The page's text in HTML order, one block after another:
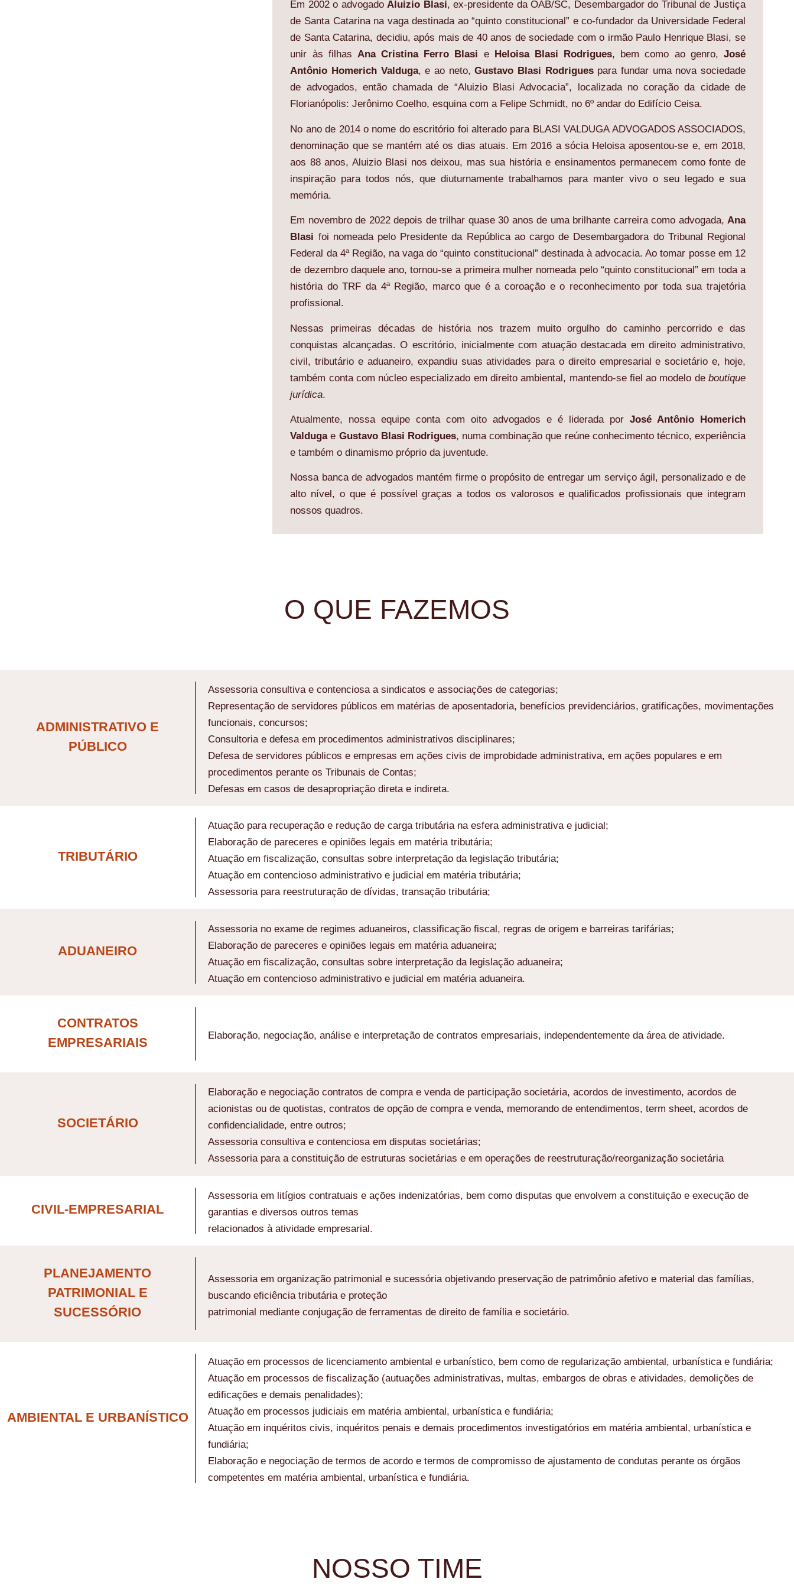
Em 2002 o advogadoAluizio Blasi, ex-presidente da OAB/SC, Desembargador do Tribunal de Justiça
de Santa Catarina na vaga destinada ao “quinto constitucional” e co-fundador da Universidade Federal
de Santa Catarina, decidiu, após mais de 40 anos de sociedade com o irmão Paulo Henrique Blasi, se
unir às filhas Ana Cristina Ferro Blasi e Heloisa Blasi Rodrigues, bem como ao genro,José
Antônio Homerich Valduga, e ao neto,Gustavo Blasi Rodriguespara fundar uma nova sociedade
de advogados, então chamada de “Aluizio Blasi Advocacia”, localizada no coração da cidade de
Florianópolis: Jerônimo Coelho, esquina com a Felipe Schmidt, no 6º andar do Edifício Ceisa.
No ano de 2014 o nome do escritório foi alterado para BLASI VALDUGA ADVOGADOS ASSOCIADOS,
denominação que se mantém até os dias atuais. Em 2016 a sócia Heloisa aposentou-se e, em 2018,
aos 88 anos, Aluizio Blasi nos deixou, mas sua história e ensinamentos permanecem como fonte de
inspiração para todos nós, que diuturnamente trabalhamos para manter vivo o seu legado e sua
memória.
Em novembro de 2022 depois de trilhar quase 30 anos de uma brilhante carreira como advogada, Ana
Blasi foi nomeada pelo Presidente da República ao cargo de Desembargadora do Tribunal Regional
Federal da 4ª Região, na vaga do “quinto constitucional” destinada à advocacia. Ao tomar posse em 12
de dezembro daquele ano, tornou-se a primeira mulher nomeada pelo “quinto constitucional” em toda a
história do TRF da 4ª Região, marco que é a coroação e o reconhecimento por toda sua trajetória
profissional.
Nessas primeiras décadas de história nos trazem muito orgulho do caminho percorrido e das
conquistas alcançadas. O escritório, inicialmente com atuação destacada em direito administrativo,
civil, tributário e aduaneiro, expandiu suas atividades para o direito empresarial e societário e, hoje,
também conta com núcleo especializado em direito ambiental, mantendo-se fiel ao modelo de boutique
jurídica.
Atualmente, nossa equipe conta com oito advogados e é liderada porJosé Antônio Homerich
Valdugae Gustavo Blasi Rodrigues, numa combinação que reúne conhecimento técnico, experiência
e também o dinamismo próprio da juventude.
Nossa banca de advogados mantém firme o propósito de entregar um serviço ágil, personalizado e de
alto nível, o que é possível graças a todos os valorosos e qualificados profissionais que integram
nossos quadros.
O QUE FAZEMOS
ADMINISTRATIVO E
PÚBLICO
Assessoria consultiva e contenciosa a sindicatos e associações de categorias;
Representação de servidores públicos em matérias de aposentadoria, benefícios previdenciários, gratificações, movimentações
funcionais, concursos;
Consultoria e defesa em procedimentos administrativos disciplinares;
Defesa de servidores públicos e empresas em ações civis de improbidade administrativa, em ações populares e em
procedimentos perante os Tribunais de Contas;
Defesas em casos de desapropriação direta e indireta.
TRIBUTÁRIO
Atuação para recuperação e redução de carga tributária na esfera administrativa e judicial;
Elaboração de pareceres e opiniões legais em matéria tributária;
Atuação em fiscalização, consultas sobre interpretação da legislação tributária;
Atuação em contencioso administrativo e judicial em matéria tributária;
Assessoria para reestruturação de dívidas, transação tributária;
ADUANEIRO
Assessoria no exame de regimes aduaneiros, classificação fiscal, regras de origem e barreiras tarifárias;
Elaboração de pareceres e opiniões legais em matéria aduaneira;
Atuação em fiscalização, consultas sobre interpretação da legislação aduaneira;
Atuação em contencioso administrativo e judicial em matéria aduaneira.
CONTRATOS
EMPRESARIAIS
Elaboração, negociação, análise e interpretação de contratos empresariais, independentemente da área de atividade.
SOCIETÁRIO
Elaboração e negociação contratos de compra e venda de participação societária, acordos de investimento, acordos de
acionistas ou de quotistas, contratos de opção de compra e venda, memorando de entendimentos, term sheet, acordos de
confidencialidade, entre outros;
Assessoria consultiva e contenciosa em disputas societárias;
Assessoria para a constituição de estruturas societárias e em operações de reestruturação/reorganização societária
CIVIL-EMPRESARIAL
Assessoria em litígios contratuais e ações indenizatórias, bem como disputas que envolvem a constituição e execução de
garantias e diversos outros temas
relacionados à atividade empresarial.
PLANEJAMENTO
PATRIMONIAL E
SUCESSÓRIO
Assessoria em organização patrimonial e sucessória objetivando preservação de patrimônio afetivo e material das famílias,
buscando eficiência tributária e proteção
patrimonial mediante conjugação de ferramentas de direito de família e societário.
AMBIENTAL E URBANÍSTICO
Atuação em processos de licenciamento ambiental e urbanístico, bem como de regularização ambiental, urbanística e fundiária;
Atuação em processos de fiscalização (autuações administrativas, multas, embargos de obras e atividades, demolições de
edificações e demais penalidades);
Atuação em processos judiciais em matéria ambiental, urbanística e fundiária;
Atuação em inquéritos civis, inquéritos penais e demais procedimentos investigatórios em matéria ambiental, urbanística e
fundiária;
Elaboração e negociação de termos de acordo e termos de compromisso de ajustamento de condutas perante os órgãos
competentes em matéria ambiental, urbanística e fundiária.
NOSSO TIME